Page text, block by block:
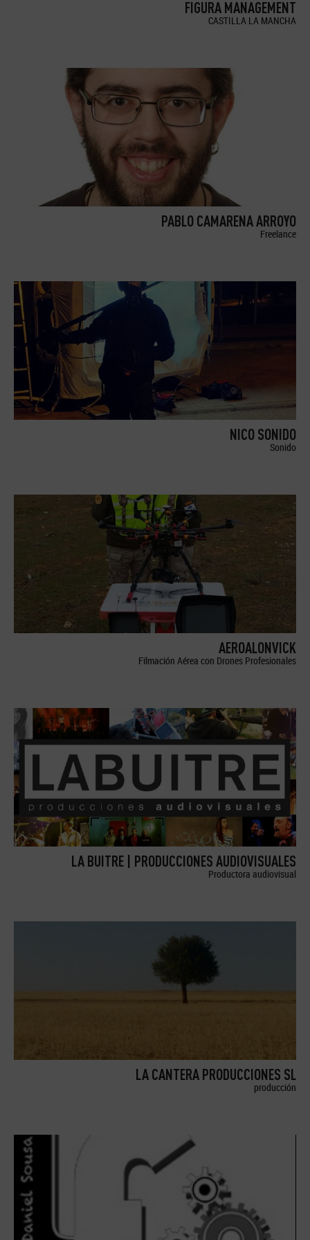
FIGURA MANAGEMENT
CASTILLA LA MANCHA
PABLO CAMARENA ARROYO
Freelance
NICO SONIDO
Sonido
AEROALONVICK
Filmación Aérea con Drones Profesionales
LA BUITRE | PRODUCCIONES AUDIOVISUALES
Productora audiovisual
LA CANTERA PRODUCCIONES SL
producción